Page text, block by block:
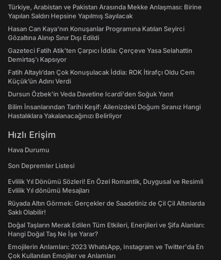
Türkiye, Arabistan ve Pakistan Arasında Mekke Anlaşması: Birine
Yapılan Saldırı Hepsine Yapılmış Sayılacak
Hasan Can Kaya’nın Konuşanlar Programına Katılan Seyirci
Gözaltına Alınıp Sınır Dışı Edildi
Gazeteci Fatih Atik'ten Çarpıcı İddia: Çerçeve Yasa Selahattin
Demirtaş'ı Kapsıyor
Fatih Altaylı’dan Çok Konuşulacak İddia: ROK İtirafçı Oldu Cem
Küçük’ün Adını Verdi
Dursun Özbek'in Veda Davetine Icardi'den Soğuk Yanıt
Bilim İnsanlarından Tarihi Keşif: Ailenizdeki Doğum Sıranız Hangi
Hastalıklara Yakalanacağınızı Belirliyor
Hızlı Erişim
Hava Durumu
Son Depremler Listesi
Evlilik Yıl Dönümü Sözleri! En Özel Romantik, Duygusal ve Resimli
Evlilik Yıl dönümü Mesajları
Rüyada Altın Görmek: Gerçekler de Saadetiniz de Çil Çil Altınlarda
Saklı Olabilir!
Doğal Taşların Merak Edilen Tüm Etkileri, Enerjileri ve Şifa Alanları:
Hangi Doğal Taş Ne İşe Yarar?
Emojilerin Anlamları: 2023 WhatsApp, Instagram ve Twitter'da En
Çok Kullanılan Emojiler ve Anlamları